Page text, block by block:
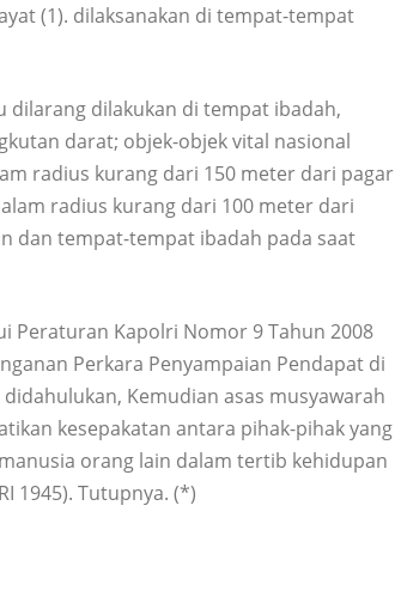
(1). dilaksanakan di tempat-tempat
dilarang dilakukan di tempat ibadah,
darat; objek-objek vital nasional
radius kurang dari 150 meter dari pagar
radius kurang dari 100 meter dari
dan tempat-tempat ibadah pada saat
Peraturan Kapolri Nomor 9 Tahun 2008
Perkara Penyampaian Pendapat di
Kemudian asas musyawarah
kesepakatan antara pihak-pihak yang
orang lain dalam tertib kehidupan
1945). Tutupnya. (*)